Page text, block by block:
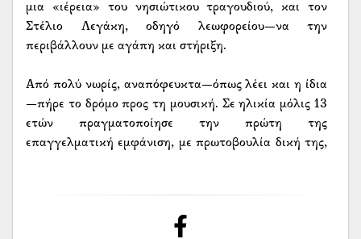
μια «ιέρεια» του νησιώτικου τραγουδιού, και τον
Στέλιο Λεγάκη, οδηγό λεωφορείου—να την
περιβάλλουν με αγάπη και στήριξη.
Από πολύ νωρίς, αναπόφευκτα—όπως λέει και η ίδια
—πήρε το δρόμο προς τη μουσική. Σε ηλικία μόλις 13
ετών πραγματοποίησε την πρώτη της
επαγγελματική εμφάνιση, με πρωτοβουλία δική της,